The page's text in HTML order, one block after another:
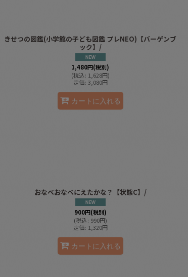
きせつの図鑑(小学館の子ども図鑑 プレNEO)【バーゲンブ
ック】/
1,480円(税別)
(税込: 1,628円)
定価: 3,080円
カートに入れる
おなべおなべにえたかな？【状態C】/
900円(税別)
(税込: 990円)
定価: 1,320円
カートに入れる